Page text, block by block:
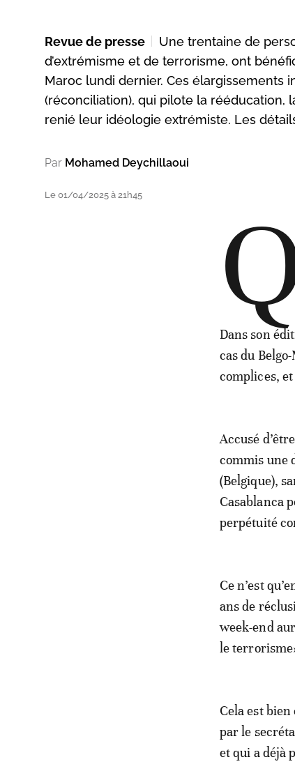
Revue de presse
Une trentaine de
d’extrémisme et de terrorisme, ont
Maroc lundi dernier. Ces élargissements
(réconciliation), qui pilote la rééducation,
renié leur idéologie extrémiste. Les
Par Mohamed Deychillaoui
Le 01/04/2025 à 21h45
Dans son
cas du
complices,
Accusé
commis une
(Belgique),
Casablanca
perpétuité
Ce n’est
ans de
week-end
le
Cela est
par le
et qui a déjà